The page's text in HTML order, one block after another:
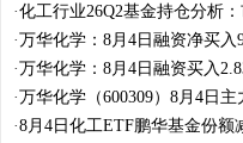
·化工行业26Q2基金持仓分析
·万华化学：8月4日融资净买入
·万华化学：8月4日融资买入
·万华化学（600309）8月4日
·8月4日化工ETF鹏华基金份额